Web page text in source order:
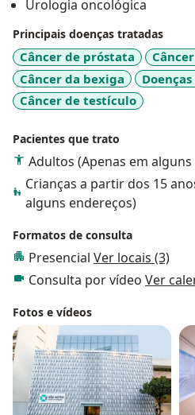
intensamente desenvolver
oferecer o melhor aos
confiam em mim. Atuo no
conto com a ajuda de meu
tenho o privilégio de auxiliar
esse, que teve a mesma
somente engrandece à
prestar assistência integral à
Urologia oncológica
Principais doenças tratadas
Câncer de próstata
Câncer da bexiga
Câncer de testículo
Pacientes que trato
Adultos (Apenas em
Crianças a partir dos 15
alguns endereços)
Formatos de consulta
Presencial Ver locais (3)
Consulta por vídeo Ver
Fotos e vídeos